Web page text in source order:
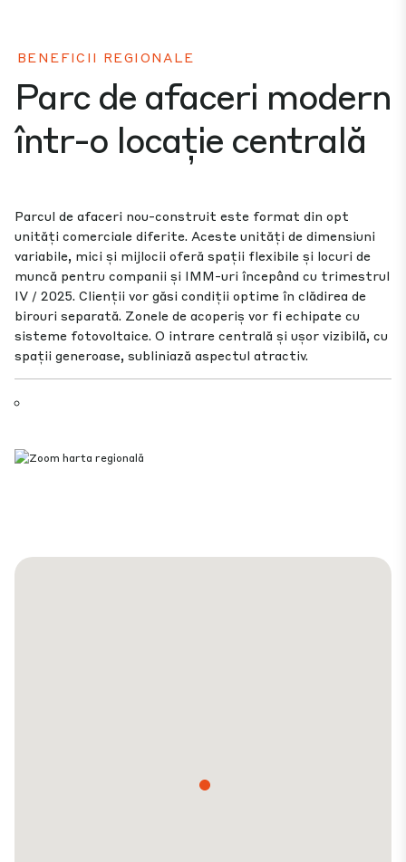
BENEFICII REGIONALE
Parc de afaceri modern
într-o locație centrală
Parcul de afaceri nou-construit este format din opt
unități comerciale diferite. Aceste unități de dimensiuni
variabile, mici și mijlocii oferă spații flexibile și locuri de
muncă pentru companii și IMM-uri începând cu trimestrul
IV / 2025. Clienții vor găsi condiții optime în clădirea de
birouri separată. Zonele de acoperiș vor fi echipate cu
sisteme fotovoltaice. O intrare centrală și ușor vizibilă, cu
spații generoase, subliniază aspectul atractiv.